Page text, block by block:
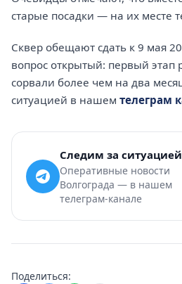
старые посадки — на их месте
Сквер обещают сдать к 9 мая
вопрос открытый: первый этап
сорвали более чем на два
ситуацией в нашем телеграм
Следим за ситуацией
Оперативные новости
Волгограда — в нашем
телеграм-канале
Поделиться: